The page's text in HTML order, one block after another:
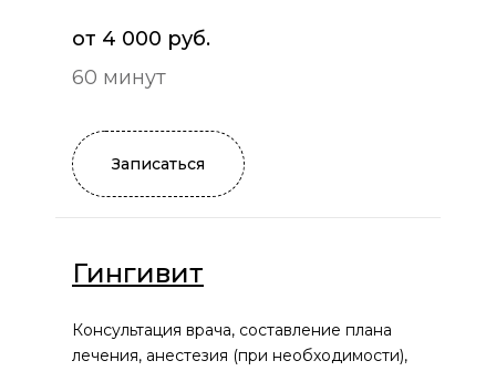
от 4 000 руб.
60 минут
Записаться
Гингивит
Консультация врача, составление плана
лечения, анестезия (при необходимости),